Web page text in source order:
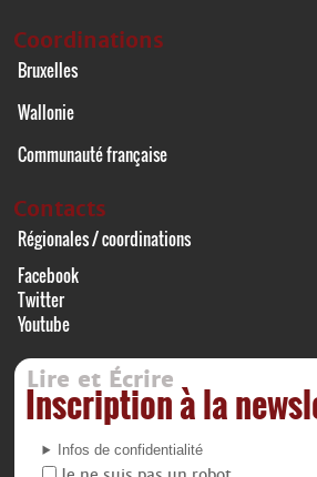
Coordinations
Bruxelles
Wallonie
Communauté française
Contacts
Régionales / coordinations
Facebook
Twitter
Youtube
Lire et Écrire
Inscription à la
Infos de confidentialité